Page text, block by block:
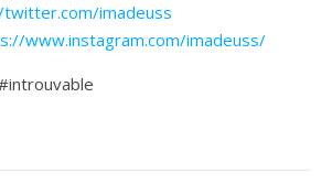
imadeuss
www.instagram.com/imadeuss/